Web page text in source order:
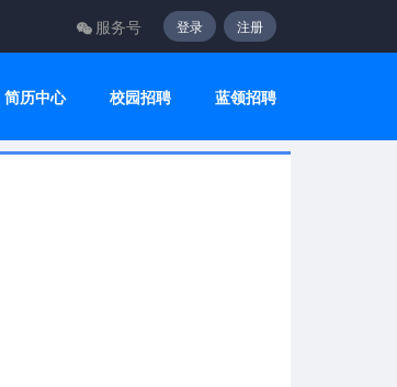
服务号 登录 注册
简历中心 校园招聘 蓝领招聘